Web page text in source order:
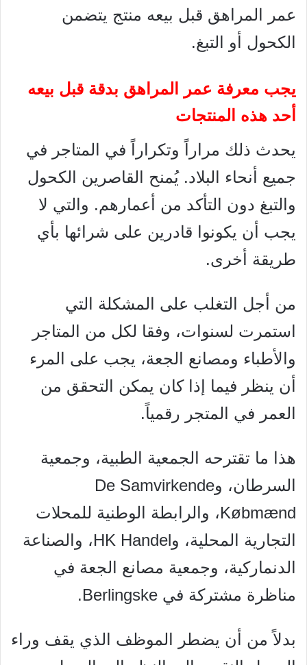
عمر المراهق قبل بيعه منتج يتضمن
الكحول أو التبغ.
يجب معرفة عمر المراهق بدقة قبل بيعه
أحد هذه المنتجات
يحدث ذلك مراراً وتكراراً في المتاجر في
جميع أنحاء البلاد. يُمنح القاصرين الكحول
والتبغ دون التأكد من أعمارهم. والتي لا
يجب أن يكونوا قادرين على شرائها بأي
طريقة أخرى.
من أجل التغلب على المشكلة التي
استمرت لسنوات، وفقا لكل من المتاجر
والأطباء ومصانع الجعة، يجب على المرء
أن ينظر فيما إذا كان يمكن التحقق من
العمر في المتجر رقمياً.
هذا ما تقترحه الجمعية الطبية، وجمعية
السرطان، وDe Samvirkende
Købmænd، والرابطة الوطنية للمحلات
التجارية المحلية، وHK Handel، والصناعة
الدنماركية، وجمعية مصانع الجعة في
مناظرة مشتركة في Berlingske.
بدلاً من أن يضطر الموظف الذي يقف وراء